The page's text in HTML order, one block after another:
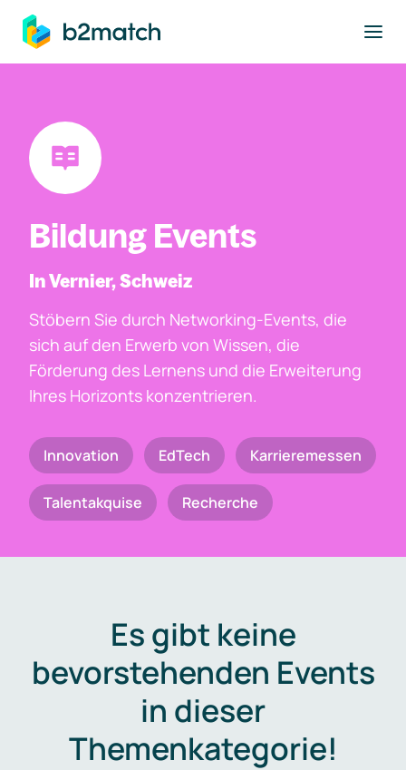
springen
Bildung Events
In Vernier, Schweiz
Stöbern Sie durch Networking-Events, die
sich auf den Erwerb von Wissen, die
Förderung des Lernens und die Erweiterung
Ihres Horizonts konzentrieren.
Innovation EdTech Karrieremessen
Talentakquise Recherche
Es gibt keine
bevorstehenden Events
in dieser
Themenkategorie!